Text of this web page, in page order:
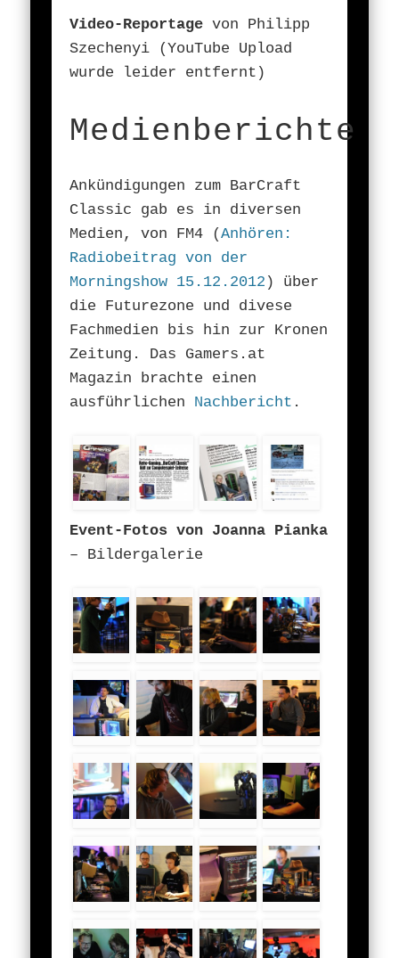
Video-Reportage von Philipp
Szechenyi (YouTube Upload
wurde leider entfernt)
Medienberichte
Ankündigungen zum BarCraft
Classic gab es in diversen
Medien, von FM4 (Anhören:
Radiobeitrag von der
Morningshow 15.12.2012 ) über
die Futurezone und divese
Fachmedien bis hin zur Kronen
Zeitung. Das Gamers.at
Magazin brachte einen
ausführlichen Nachbericht .
Event-Fotos von Joanna Pianka
– Bildergalerie